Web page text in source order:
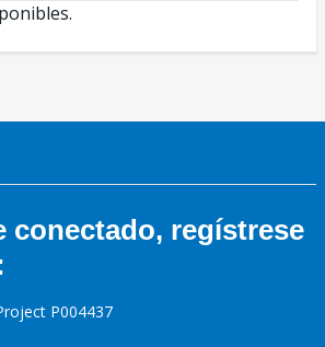
conectado, regístrese
P004437